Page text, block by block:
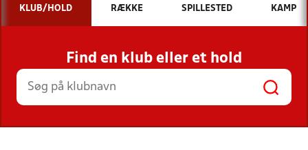
Hvad vil du søge efter?
INDHOLD OG NYHEDER
STILLINGER, RESULTATER, KLUBBER OG
HOLD
KLUB/HOLD RÆKKE SPILLESTED KAMP
Find en klub eller et hold